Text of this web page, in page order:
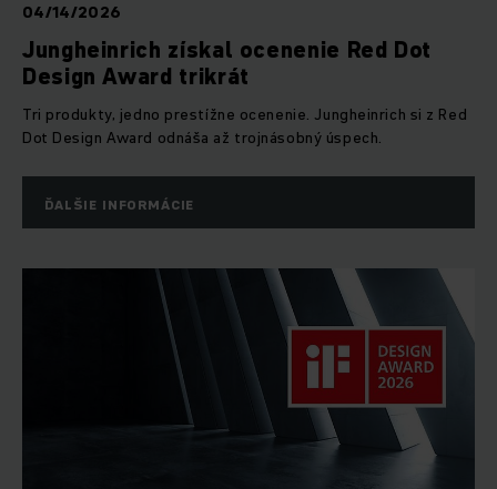
04/14/2026
Jungheinrich získal ocenenie Red Dot
Design Award trikrát
Tri produkty, jedno prestížne ocenenie. Jungheinrich si z Red
Dot Design Award odnáša až trojnásobný úspech.
ĎALŠIE INFORMÁCIE